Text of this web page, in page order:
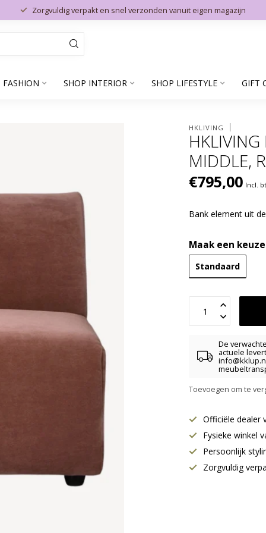
Zorgvuldig verpakt en snel verzonden vanuit eigen magazijn
FASHION SHOP INTERIOR SHOP LIFESTYLE GIFT
HKLIVING
HKLIVING
MIDDLE,
€795,00 Incl.
Bank element uit
Maak een
Standaard
De
actuele
Toevoegen om te
Officiële dealer
Fysieke winkel
Persoonlijk
Zorgvuldig